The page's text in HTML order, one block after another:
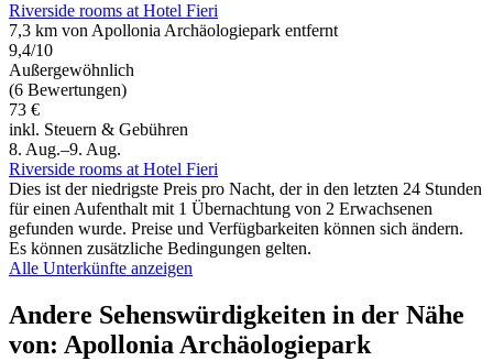
Riverside rooms at Hotel Fieri
7,3 km von Apollonia Archäologiepark entfernt
9,4/10
Außergewöhnlich
(6 Bewertungen)
73 €
inkl. Steuern & Gebühren
8. Aug.–9. Aug.
Riverside rooms at Hotel Fieri
Dies ist der niedrigste Preis pro Nacht, der in den letzten 24 Stunden
für einen Aufenthalt mit 1 Übernachtung von 2 Erwachsenen
gefunden wurde. Preise und Verfügbarkeiten können sich ändern.
Es können zusätzliche Bedingungen gelten.
Alle Unterkünfte anzeigen
Andere Sehenswürdigkeiten in der Nähe
von: Apollonia Archäologiepark